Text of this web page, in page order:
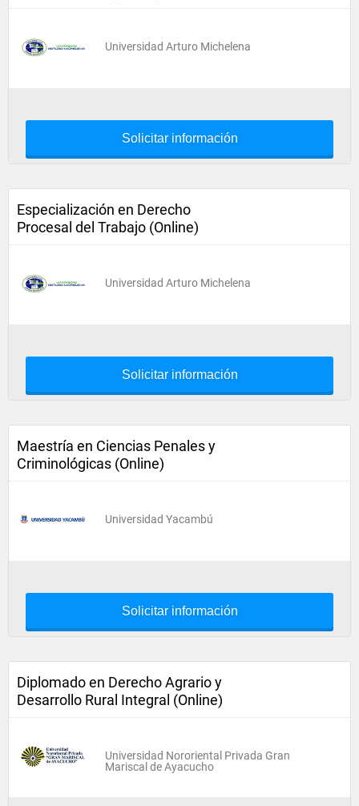
Universidad Arturo Michelena
Solicitar información
Especialización en Derecho
Procesal del Trabajo (Online)
Universidad Arturo Michelena
Solicitar información
Maestría en Ciencias Penales y
Criminológicas (Online)
Universidad Yacambú
Solicitar información
Diplomado en Derecho Agrario y
Desarrollo Rural Integral (Online)
Universidad Nororiental Privada Gran
Mariscal de Ayacucho